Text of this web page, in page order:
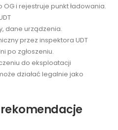
i rejestruje punkt ładowania.
dane urządzenia.
przez inspektora UDT
po zgłoszeniu.
do eksploatacji
działać legalnie jako